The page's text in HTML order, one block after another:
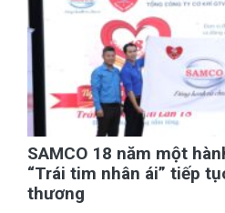
SAMCO 18 năm một
“Trái tim nhân ái” tiếp
thương